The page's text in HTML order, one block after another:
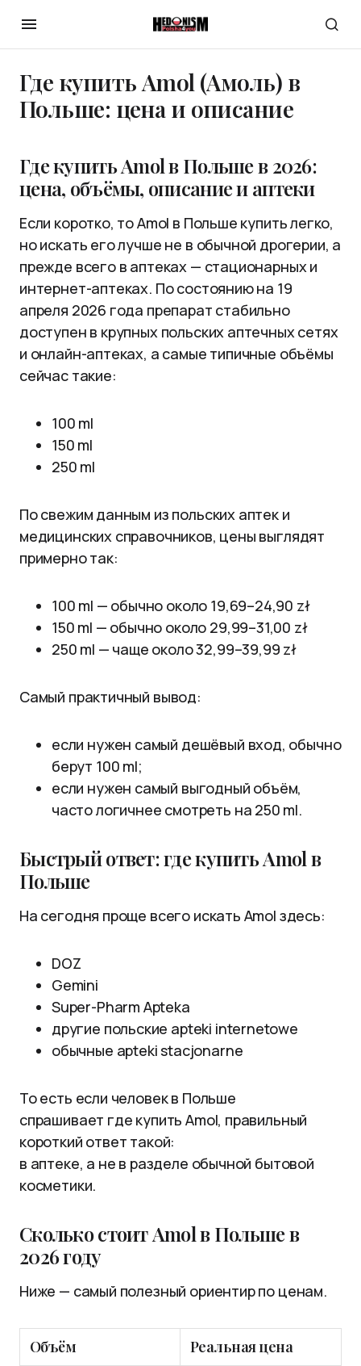
Где купить Amol (Амоль) в
Польше: цена и описание
Где купить Amol в Польше в 2026:
цена, объёмы, описание и аптеки
Если коротко, то Amol в Польше купить легко,
но искать его лучше не в обычной дрогерии, а
прежде всего в аптеках — стационарных и
интернет-аптеках. По состоянию на 19
апреля 2026 года препарат стабильно
доступен в крупных польских аптечных сетях
и онлайн-аптеках, а самые типичные объёмы
сейчас такие:
100 ml
150 ml
250 ml
По свежим данным из польских аптек и
медицинских справочников, цены выглядят
примерно так:
100 ml — обычно около 19,69–24,90 zł
150 ml — обычно около 29,99–31,00 zł
250 ml — чаще около 32,99–39,99 zł
Самый практичный вывод:
если нужен самый дешёвый вход, обычно
берут 100 ml;
если нужен самый выгодный объём,
часто логичнее смотреть на 250 ml.
Быстрый ответ: где купить Amol в
Польше
На сегодня проще всего искать Amol здесь:
DOZ
Gemini
Super-Pharm Apteka
другие польские apteki internetowe
обычные apteki stacjonarne
То есть если человек в Польше
спрашивает где купить Amol, правильный
короткий ответ такой:
в аптеке, а не в разделе обычной бытовой
косметики.
Сколько стоит Amol в Польше в
2026 году
Ниже — самый полезный ориентир по ценам.
Объём Реальная цена